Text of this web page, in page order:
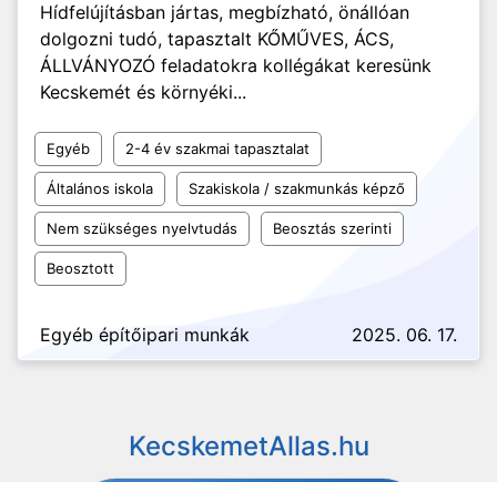
Hídfelújításban jártas, megbízható, önállóan
dolgozni tudó, tapasztalt KŐMŰVES, ÁCS,
ÁLLVÁNYOZÓ feladatokra kollégákat keresünk
Kecskemét és környéki...
Egyéb 2-4 év szakmai tapasztalat
Általános iskola Szakiskola / szakmunkás képző
Nem szükséges nyelvtudás Beosztás szerinti
Beosztott
Egyéb építőipari munkák 2025. 06. 17.
KecskemetAllas.hu